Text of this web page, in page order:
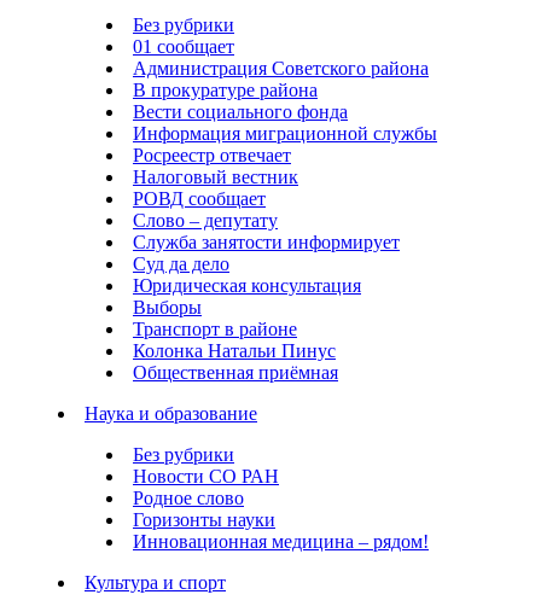
Без рубрики
01 сообщает
Администрация Советского района
В прокуратуре района
Вести социального фонда
Информация миграционной службы
Росреестр отвечает
Налоговый вестник
РОВД сообщает
Слово – депутату
Служба занятости информирует
Суд да дело
Юридическая консультация
Выборы
Транспорт в районе
Колонка Натальи Пинус
Общественная приёмная
Наука и образование
Без рубрики
Новости СО РАН
Родное слово
Горизонты науки
Инновационная медицина – рядом!
Культура и спорт